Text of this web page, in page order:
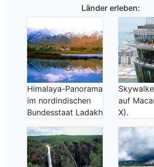
Länder erleben:
Himalaya-Panorama
im nordindischen
Bundesstaat Ladakh
auf
X).